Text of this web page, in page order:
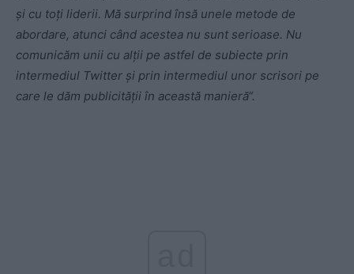
și cu toți liderii. Mă surprind însă unele metode de
abordare, atunci când acestea nu sunt serioase. Nu
comunicăm unii cu alții pe astfel de subiecte prin
intermediul Twitter și prin intermediul unor scrisori pe
care le dăm publicității în această manieră“.